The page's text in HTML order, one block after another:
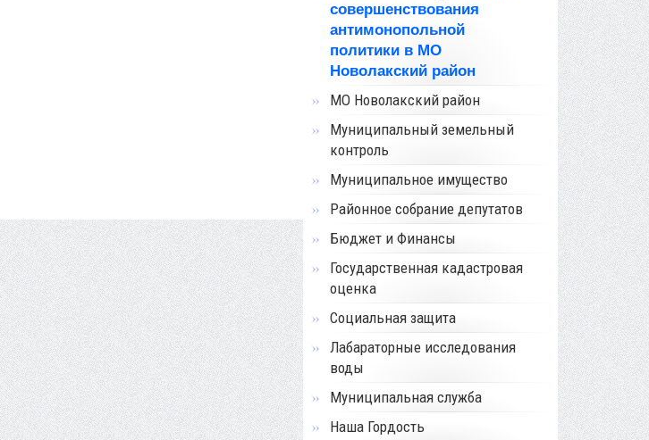
совершенствования
антимонопольной
политики в МО
Новолакский район
МО Новолакский район
Муниципальный земельный
контроль
Муниципальное имущество
Районное собрание депутатов
Бюджет и Финансы
Государственная кадастровая
оценка
Социальная защита
Лабараторные исследования
воды
Муниципальная служба
Наша Гордость